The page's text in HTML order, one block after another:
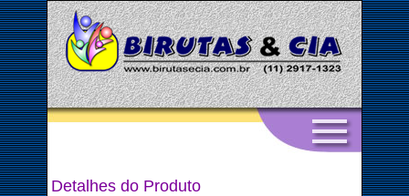
Detalhes do Produto